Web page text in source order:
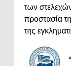
των
προστασία
της